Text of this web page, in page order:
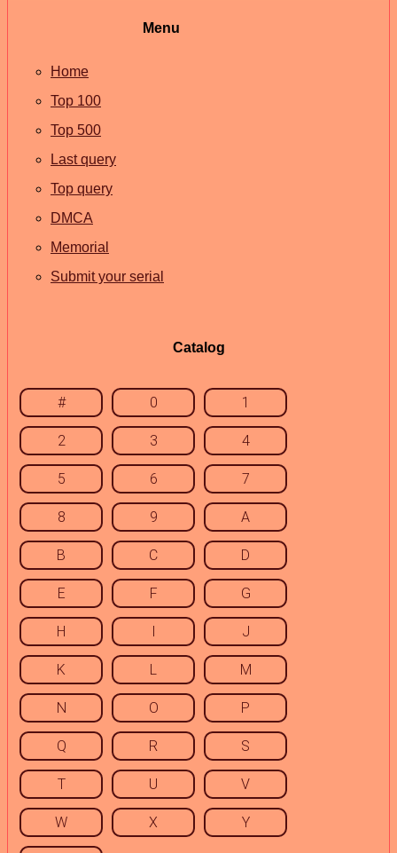
Menu
Home
Top 100
Top 500
Last query
Top query
DMCA
Memorial
Submit your serial
Catalog
# 0 1
2 3 4
5 6 7
8 9 A
B C D
E F G
H I J
K L M
N O P
Q R S
T U V
W X Y